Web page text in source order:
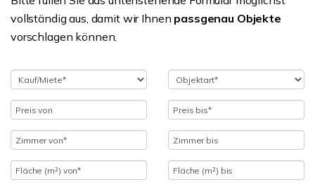
vollständig aus, damit wir Ihnen passgenau Objekte
vorschlagen können.